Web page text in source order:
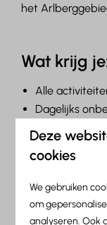
het
Wat krijg
Alle
Dagelijks
geopende
Dagelijks
WellCom in
zwembad
Pettneu
2 × gratis
Deze
cookies
We gebruiken
om
analyseren. Ook